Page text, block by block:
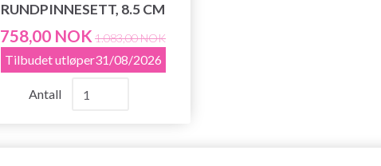
RUNDPINNESETT, 8.5 CM
758,00 NOK 1.083,00 NOK
Tilbudet utløper31/08/2026
Antall